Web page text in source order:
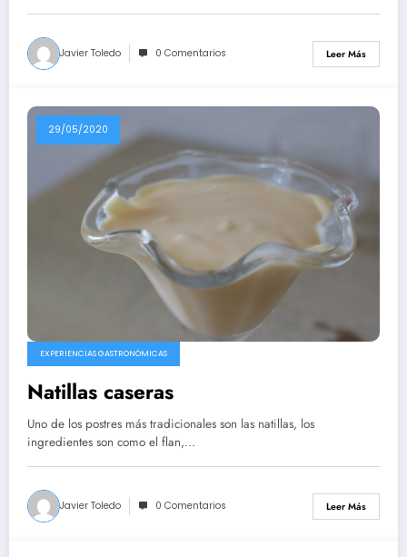
Javier Toledo 0 Comentarios Leer Más
29/05/2020
EXPERIENCIAS GASTRONÓMICAS
Natillas caseras
Uno de los postres más tradicionales son las natillas, los
ingredientes son como el flan,…
Javier Toledo 0 Comentarios Leer Más